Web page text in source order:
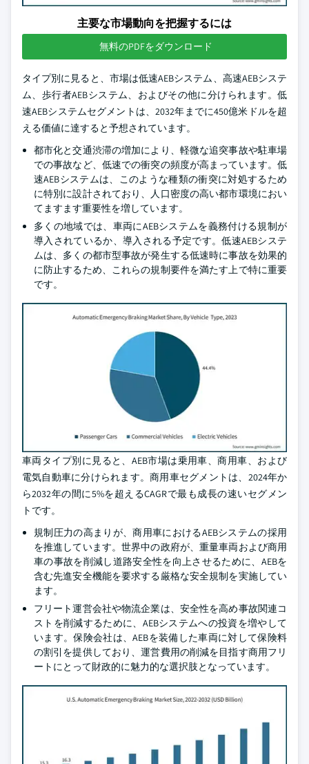
主要な市場動向を把握するには
無料のPDFをダウンロード
タイプ別に見ると、市場は低速AEBシステム、高速AEBシステ
ム、歩行者AEBシステム、およびその他に分けられます。低
速AEBシステムセグメントは、2032年までに450億米ドルを超
える価値に達すると予想されています。
都市化と交通渋滞の増加により、軽微な追突事故や駐車場
での事故など、低速での衝突の頻度が高まっています。低
速AEBシステムは、このような種類の衝突に対処するため
に特別に設計されており、人口密度の高い都市環境におい
てますます重要性を増しています。
多くの地域では、車両にAEBシステムを義務付ける規制が
導入されているか、導入される予定です。低速AEBシステ
ムは、多くの都市型事故が発生する低速時に事故を効果的
に防止するため、これらの規制要件を満たす上で特に重要
です。
車両タイプ別に見ると、AEB市場は乗用車、商用車、および
電気自動車に分けられます。商用車セグメントは、2024年か
ら2032年の間に5%を超えるCAGRで最も成長の速いセグメン
トです。
規制圧力の高まりが、商用車におけるAEBシステムの採用
を推進しています。世界中の政府が、重量車両および商用
車の事故を削減し道路安全性を向上させるために、AEBを
含む先進安全機能を要求する厳格な安全規制を実施してい
ます。
フリート運営会社や物流企業は、安全性を高め事故関連コ
ストを削減するために、AEBシステムへの投資を増やして
います。保険会社は、AEBを装備した車両に対して保険料
の割引を提供しており、運営費用の削減を目指す商用フリ
ートにとって財政的に魅力的な選択肢となっています。